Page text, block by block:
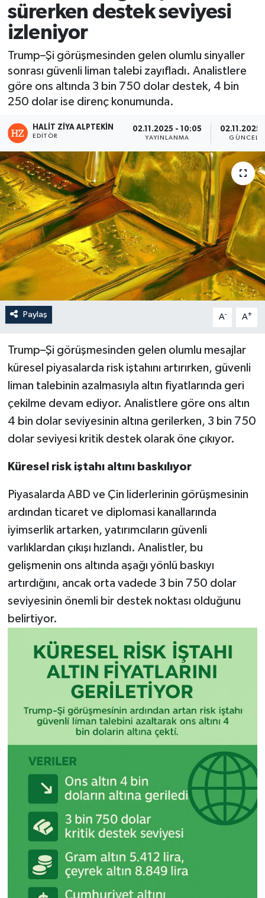
sürerken destek seviyesi
izleniyor
Trump–Şi görüşmesinden gelen olumlu sinyaller
sonrası güvenli liman talebi zayıfladı. Analistlere
göre ons altında 3 bin 750 dolar destek, 4 bin
250 dolar ise direnç konumunda.
HALIT ZIYA ALPTEKIN
EDITÖR
02.11.2025 - 10:05
YAYINLANMA
02.11.2025
Paylaş A- A+
Trump–Şi görüşmesinden gelen olumlu mesajlar
küresel piyasalarda risk iştahını artırırken, güvenli
liman talebinin azalmasıyla altın fiyatlarında geri
çekilme devam ediyor. Analistlere göre ons altın
4 bin dolar seviyesinin altına gerilerken, 3 bin 750
dolar seviyesi kritik destek olarak öne çıkıyor.
Küresel risk iştahı altını baskılıyor
Piyasalarda ABD ve Çin liderlerinin görüşmesinin
ardından ticaret ve diplomasi kanallarında
iyimserlik artarken, yatırımcıların güvenli
varlıklardan çıkışı hızlandı. Analistler, bu
gelişmenin ons altında aşağı yönlü baskıyı
artırdığını, ancak orta vadede 3 bin 750 dolar
seviyesinin önemli bir destek noktası olduğunu
belirtiyor.